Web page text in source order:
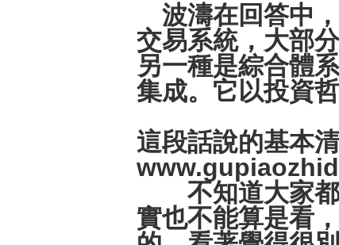
波濤在回答中
交易系統，大部
另一種是綜合體
集成。它以投資
這段話說的基本
不知道大家都
實也不能算是看